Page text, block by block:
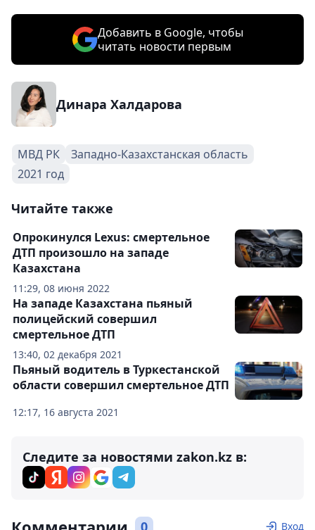
Добавить в Google, чтобы
читать новости первым
Динара Халдарова
МВД РК
Западно-Казахстанская область
2021 год
Читайте также
11:29, 08 июня 2022
Опрокинулся Lexus: смертельное
ДТП произошло на западе
Казахстана
13:40, 02 декабря 2021
На западе Казахстана пьяный
полицейский совершил
смертельное ДТП
12:17, 16 августа 2021
Пьяный водитель в Туркестанской
области совершил смертельное ДТП
Следите за новостями zakon.kz в:
0 Вход